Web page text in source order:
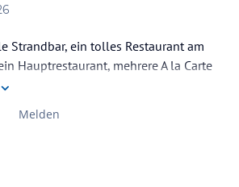
Strandbar, ein tolles Restaurant am
Hauptrestaurant, mehrere A la Carte
, uvm.
etwas zu essen. Die Auswahl und
Melden